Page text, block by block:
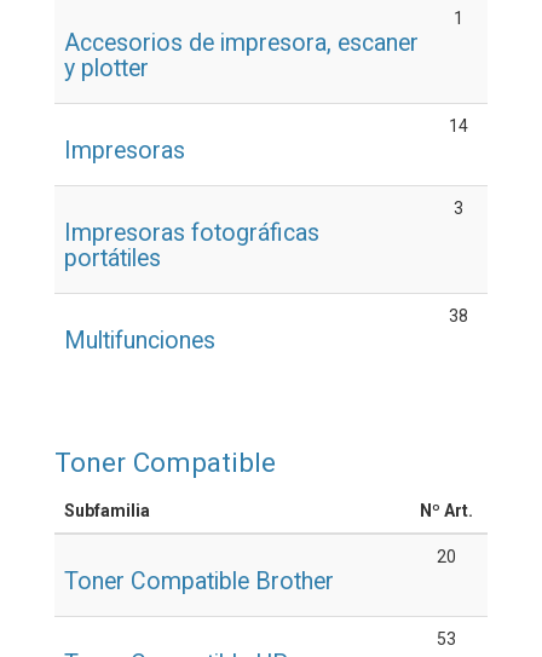
Accesorios de impresora, escaner
y plotter
1
Impresoras
14
Impresoras fotográficas
portátiles
3
Multifunciones
38
Toner Compatible
Subfamilia Nº Art.
Toner Compatible Brother
20
53